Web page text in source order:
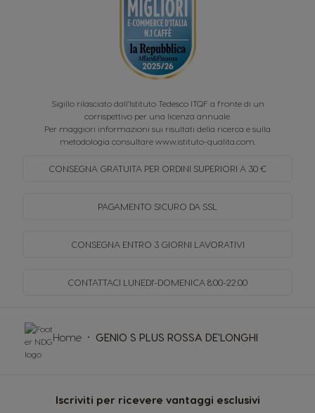
Sigillo rilasciato dall’Istituto Tedesco ITQF a fronte di un
corrispettivo per una licenza annuale.
Per maggiori informazioni sui risultati della ricerca e sulla
metodologia consultare www.istituto-qualita.com
CONSEGNA GRATUITA PER ORDINI SUPERIORI A 30 €
PAGAMENTO SICURO DA SSL
CONSEGNA ENTRO 3 GIORNI LAVORATIVI
CONTATTACI LUNEDI'-DOMENICA 8:00-22.00
Iscriviti per ricevere vantaggi esclusivi
Home GENIO S PLUS ROSSA DE'LONGHI